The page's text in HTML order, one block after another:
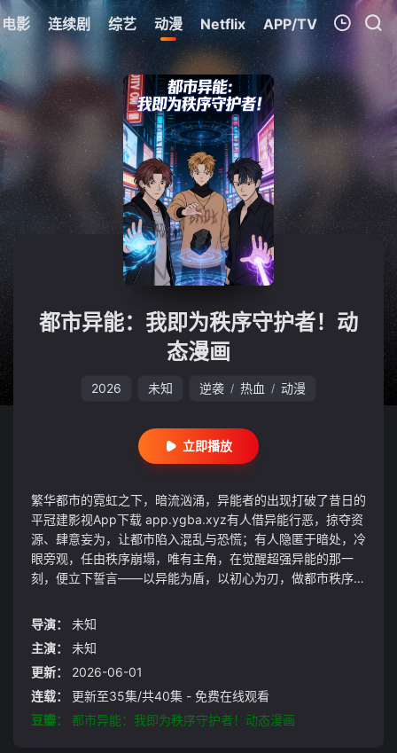
电影 连续剧 综艺 动漫 Netflix APP/TV
我的观影记录
暂无观看影片的记录
都市异能：我即为秩序守护者！动
态漫画
2026 未知 逆袭 / 热血 / 动漫
立即播放
繁华都市的霓虹之下，暗流汹涌，异能者的出现打破了昔日的
平冠建影视App下载 app.ygba.xyz有人借异能行恶，掠夺资
源、肆意妄为，让都市陷入混乱与恐慌；有人隐匿于暗处，冷
眼旁观，任由秩序崩塌，唯有主角，在觉醒超强异能的那一
刻，便立下誓言——以异能为盾，以初心为刃，做都市秩序的
量，也能修复被破坏的都市秩序，更是邪恶异能者的克星。当
覆都市安宁，他总会第一时间出现，以绝对实力碾压作恶者，
以坚定信念守护每一份安稳。从街头的小范围冲突，到黑暗异
能组织的大规模反扑，他一路前行，孤身对抗所有破坏秩序的
力量。他不畏惧强敌，不妥协于黑暗，哪怕被邪恶势力围堵、
导演：
未知
主演：
未知
更新：
2026-06-01
连载：
更新至35集/共40集 - 免费在线观看
豆瓣：
都市异能：我即为秩序守护者！动态漫画